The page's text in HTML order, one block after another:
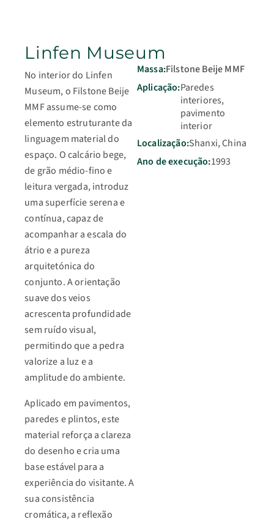
Linfen Museum
No interior do Linfen
Museum, o Filstone Beije
MMF assume-se como
elemento estruturante da
linguagem material do
espaço. O calcário bege,
de grão médio-fino e
leitura vergada, introduz
uma superfície serena e
contínua, capaz de
acompanhar a escala do
átrio e a pureza
arquitetónica do
conjunto. A orientação
suave dos veios
acrescenta profundidade
sem ruído visual,
permitindo que a pedra
valorize a luz e a
amplitude do ambiente.
Aplicado em pavimentos,
paredes e plintos, este
material reforça a clareza
do desenho e cria uma
base estável para a
experiência do visitante. A
sua consistência
cromática, a reflexão
Massa:Filstone Beije MMF
Aplicação:Paredes
interiores,
pavimento
interior
Localização:Shanxi, China
Ano de execução:1993